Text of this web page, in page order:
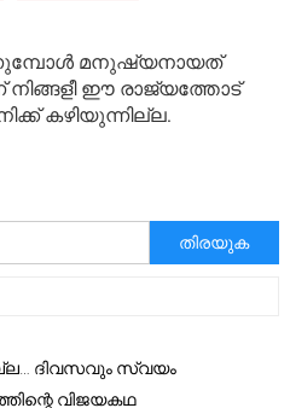
മനുഷ്യനായത്
ഈ രാജ്യത്തോട്
കഴിയുന്നില്ല.
അനേഷിക്കുക
ദിവസവും സ്വയം
വിജയകഥ